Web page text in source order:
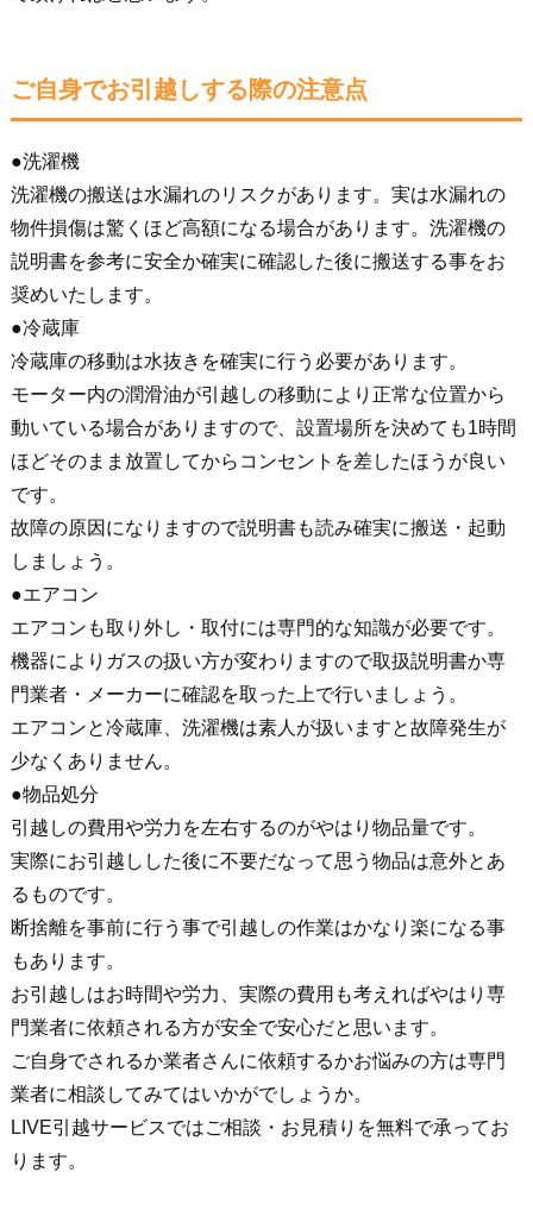
ご自身でお引越しする際の注意点
●洗濯機
洗濯機の搬送は水漏れのリスクがあります。実は水漏れの
物件損傷は驚くほど高額になる場合があります。洗濯機の
説明書を参考に安全か確実に確認した後に搬送する事をお
奨めいたします。
●冷蔵庫
冷蔵庫の移動は水抜きを確実に行う必要があります。
モーター内の潤滑油が引越しの移動により正常な位置から
動いている場合がありますので、設置場所を決めても1時間
ほどそのまま放置してからコンセントを差したほうが良い
です。
故障の原因になりますので説明書も読み確実に搬送・起動
しましょう。
●エアコン
エアコンも取り外し・取付には専門的な知識が必要です。
機器によりガスの扱い方が変わりますので取扱説明書か専
門業者・メーカーに確認を取った上で行いましょう。
エアコンと冷蔵庫、洗濯機は素人が扱いますと故障発生が
少なくありません。
●物品処分
引越しの費用や労力を左右するのがやはり物品量です。
実際にお引越しした後に不要だなって思う物品は意外とあ
るものです。
断捨離を事前に行う事で引越しの作業はかなり楽になる事
もあります。
お引越しはお時間や労力、実際の費用も考えればやはり専
門業者に依頼される方が安全で安心だと思います。
ご自身でされるか業者さんに依頼するかお悩みの方は専門
業者に相談してみてはいかがでしょうか。
LIVE引越サービスではご相談・お見積りを無料で承ってお
ります。